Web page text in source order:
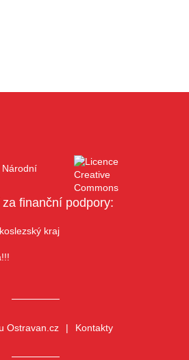
finanční podpory:
Ostravan.cz Kontakty